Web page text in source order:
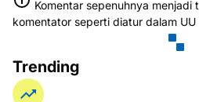
Komentar sepenuhnya menjadi
komentator seperti diatur dalam UU
Trending